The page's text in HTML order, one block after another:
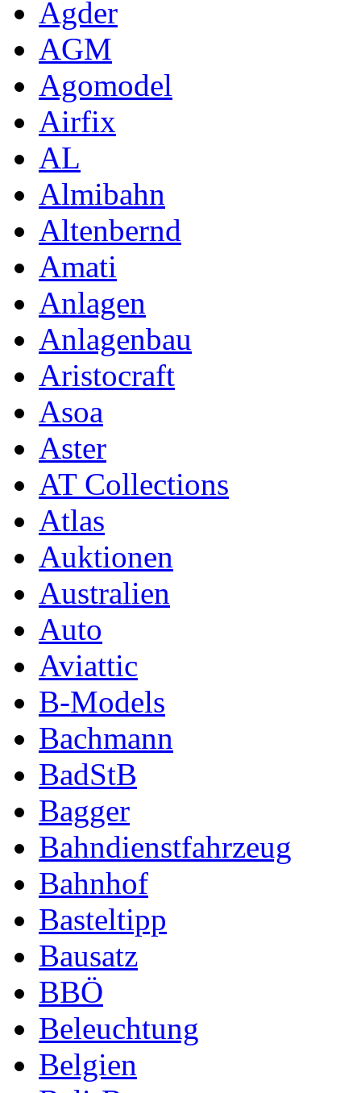
Agder
AGM
Agomodel
Airfix
AL
Almibahn
Altenbernd
Amati
Anlagen
Anlagenbau
Aristocraft
Asoa
Aster
AT Collections
Atlas
Auktionen
Australien
Auto
Aviattic
B-Models
Bachmann
BadStB
Bagger
Bahndienstfahrzeug
Bahnhof
Basteltipp
Bausatz
BBÖ
Beleuchtung
Belgien